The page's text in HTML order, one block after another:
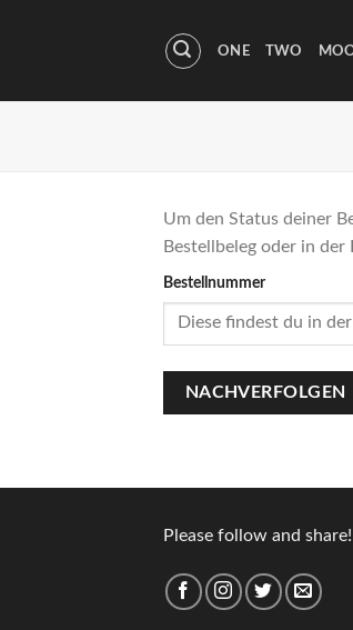
ONE TWO
Um den Status deiner
Bestellbeleg oder in
Bestellnummer
NACHVERFOLGEN
Please follow and share!